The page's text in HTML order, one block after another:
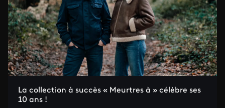
La collection à succès « Meurtres à » célèbre ses
10 ans !